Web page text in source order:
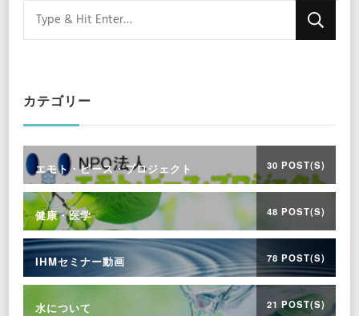
Looking
for
カテゴリー
エモト・ピース・プロジェクト 30 POST(S)
健康・医学 48 POST(S)
IHMセミナー動画 78 POST(S)
水について 21 POST(S)